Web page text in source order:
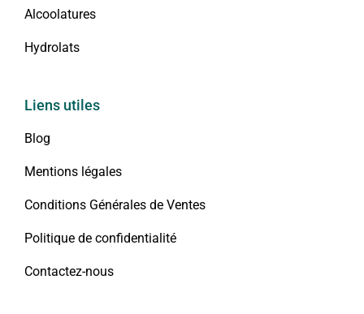
Alcoolatures
Hydrolats
Liens utiles
Blog
Mentions légales
Conditions Générales de Ventes
Politique de confidentialité
Contactez-nous